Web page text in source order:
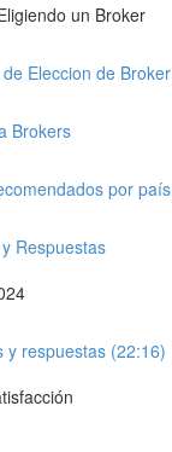
un Broker
Eleccion de Broker
Brokers
por país
Respuestas
y respuestas (22:16)